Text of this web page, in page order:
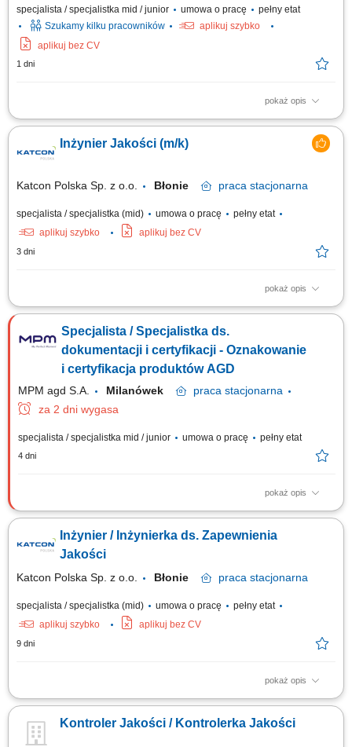
specjalista / specjalistka mid / junior umowa o pracę
pełny etat
Szukamy kilku pracowników
aplikuj szybko
aplikuj bez CV
1 dni
pokaż opis
Zadania: Monitorowanie i weryfikowanie standardów jakościowych na
gotowych na etapie końcowym przed opuszczeniem linii; Nadzór nad
przestrzeganiem specyfikacji i norm technicznych zawartych w
Inżynier Jakości (m/k)
Katcon Polska Sp. z o.o. Błonie praca stacjonarna
specjalista / specjalistka (mid) umowa o pracę
pełny etat
aplikuj szybko
aplikuj bez CV
3 dni
pokaż opis
Twój zakres obowiązków Doskonalenie procesów produkcyjnych,
koszty braków) o Inicjowanie i koordynacja działań dla osiągnięcia celów
jakościowych, Podejmowanie działań dla redukcji poziomu braków,
Współpraca z innymi...
Specjalista / Specjalistka ds.
dokumentacji i certyfikacji - Oznakowanie
i certyfikacja produktów AGD
MPM agd S.A. Milanówek praca stacjonarna
za 2 dni wygasa
specjalista / specjalistka mid / junior umowa o pracę pełny etat
4 dni
pokaż opis
Zakres obowiązków: Monitorowanie zgodności technicznej elektrycznych
Nadzór nad procedurami laboratoryjnymi i chemicznymi realizowanymi
we współpracy z organami Sanepidu. Weryfikacja zgodności produktowej
Inżynier / Inżynierka ds. Zapewnienia
Jakości
Katcon Polska Sp. z o.o. Błonie praca stacjonarna
specjalista / specjalistka (mid) umowa o pracę
pełny etat
aplikuj szybko
aplikuj bez CV
9 dni
pokaż opis
Opis stanowiska: nadzorowanie jakości procesów produkcyjnych i
przygotowywanie rekomendacji poprawy efektywności, współpraca przy
wdrażaniu nowych uruchomień i dokumentacji jakościowej PPAP, PFMEA,
Kontroler Jakości / Kontrolerka Jakości